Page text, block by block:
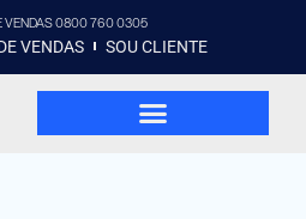
VENDAS 0800 760 0305
VENDAS SOU CLIENTE